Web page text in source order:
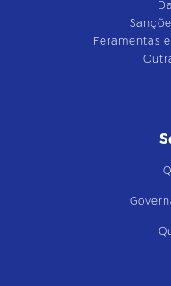
Feramentas